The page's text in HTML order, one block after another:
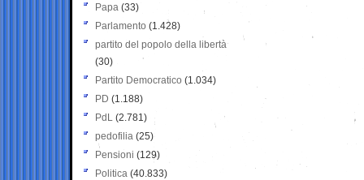
Papa (33)
Parlamento (1.428)
partito del popolo della libertà
(30)
Partito Democratico (1.034)
PD (1.188)
PdL (2.781)
pedofilia (25)
Pensioni (129)
Politica (40.833)